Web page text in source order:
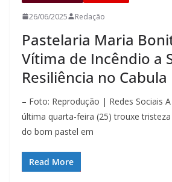
26/06/2025 Redação
Pastelaria Maria
Vítima de Incêndio a
Resiliência no Cabula
– Foto: Reprodução | Redes Sociais
última quarta-feira (25) trouxe
do bom pastel em
Read More